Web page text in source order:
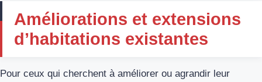
Améliorations et extensions
d’habitations existantes
Pour ceux qui cherchent à améliorer ou agrandir leur